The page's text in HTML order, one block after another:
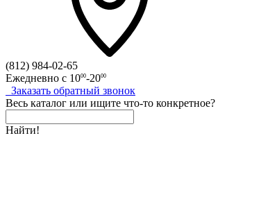
(812) 984-02-65
Ежедневно с 1000-2000
Заказать обратный звонок
Весь каталог или ищите что-то конкретное?
Найти!